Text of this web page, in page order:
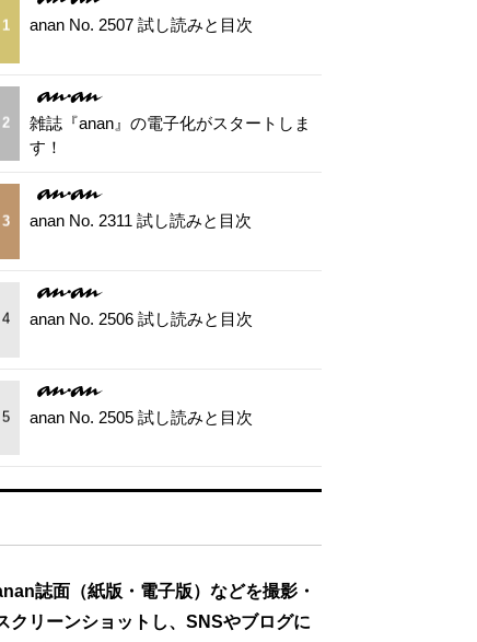
1 anan No. 2507 試し読みと目次
2
雑誌『anan』の電子化がスタートしま
す！
3 anan No. 2311 試し読みと目次
4 anan No. 2506 試し読みと目次
5 anan No. 2505 試し読みと目次
誌面（紙版・電子版）などを撮影・
クリーンショットし、SNSやブログに